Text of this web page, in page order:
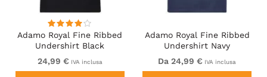
Adamo Royal Fine Ribbed
Undershirt Black
24,99 € IVA inclusa
Adamo Royal Fine Ribbed
Undershirt Navy
Da 24,99 € IVA inclusa